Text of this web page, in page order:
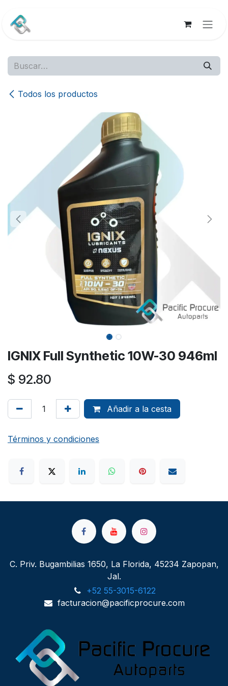
Todos los productos
IGNIX Full Synthetic 10W-30 946ml
$ 92.80
Añadir a la cesta
Términos y condiciones
C. Priv. Bugambilias 1650, La Florida, 45234 Zapopan,
Jal.
+52 55-3015-6122
facturacion@pacificprocure.com